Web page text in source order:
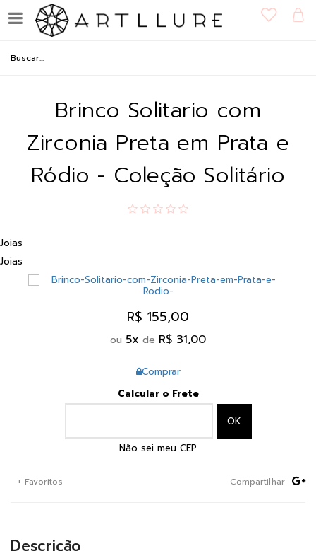
Brinco Solitario com
Zirconia Preta em Prata e
Ródio - Coleção Solitário
Joias
Joias
R$ 155,00
ou 5x de R$ 31,00
Comprar
Calcular o Frete
Não sei meu CEP
+ Favoritos Compartilhar
Descrição